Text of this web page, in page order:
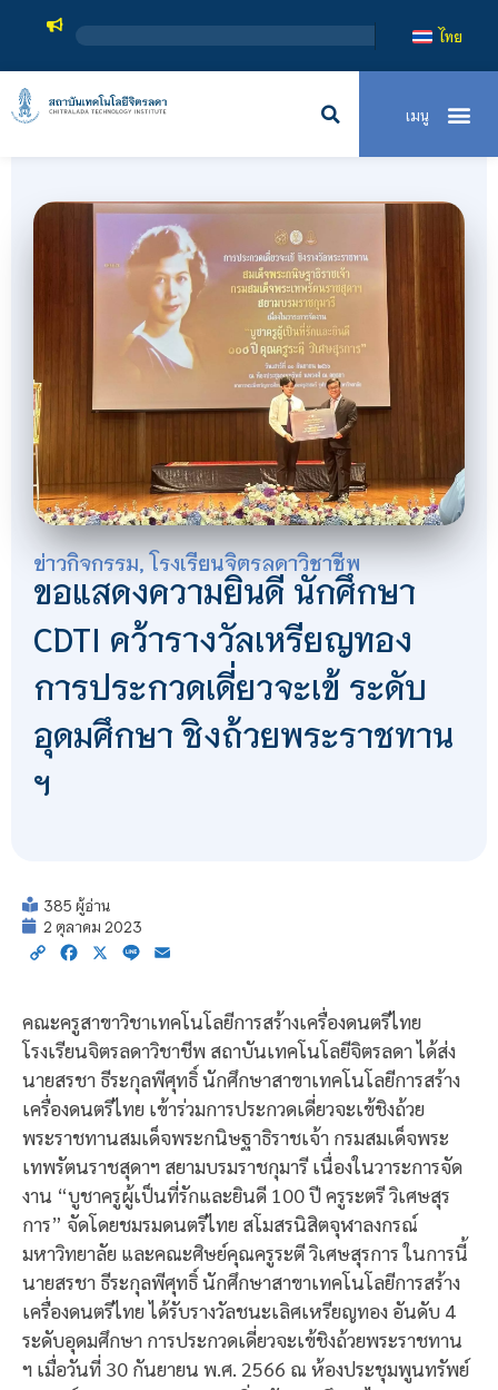
สถาบันเทค
ไทย
ข่าวกิจกรรม,โรงเรียนจิตรลดาวิชาชีพ
ขอแสดงความยินดี นักศึกษา
CDTI คว้ารางวัลเหรียญทอง
การประกวดเดี่ยวจะเข้ ระดับ
อุดมศึกษา ชิงถ้วยพระราชทาน
ฯ
385 ผู้อ่าน
2 ตุลาคม 2023
Copy Facebook
X Line
คณะครูสาขาวิชาเทคโนโลยีการสร้างเครื่องดนตรีไทย
โรงเรียนจิตรลดาวิชาชีพ สถาบันเทคโนโลยีจิตรลดา ได้ส่ง
นายสรชา ธีระกุลพีศุทธิ์ นักศึกษาสาขาเทคโนโลยีการสร้าง
เครื่องดนตรีไทย เข้าร่วมการประกวดเดี่ยวจะเข้ชิงถ้วย
พระราชทานสมเด็จพระกนิษฐาธิราชเจ้า กรมสมเด็จพระ
เทพรัตนราชสุดาฯ สยามบรมราชกุมารี เนื่องในวาระการจัด
งาน “บูชาครูผู้เป็นที่รักและยินดี 100 ปี ครูระตรี วิเศษสุร
การ” จัดโดยชมรมดนตรีไทย สโมสรนิสิตจุฬาลงกรณ์
มหาวิทยาลัย และคณะศิษย์คุณครูระตี วิเศษสุรการ ในการนี้
นายสรชา ธีระกุลพีศุทธิ์ นักศึกษาสาขาเทคโนโลยีการสร้าง
เครื่องดนตรีไทย ได้รับรางวัลชนะเลิศเหรียญทอง อันดับ 4
ระดับอุดมศึกษา การประกวดเดี่ยวจะเข้ชิงถ้วยพระราชทาน
ฯ เมื่อวันที่ 30 กันยายน พ.ศ. 2566 ณ ห้องประชุมพูนทรัพย์